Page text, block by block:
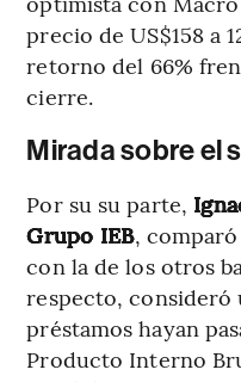
precio de US$158 a
retorno del 66%
cierre.
Mirada sobre el
Por su su parte,
Grupo IEB,
con la de los otros
respecto, consideró
préstamos hayan
Producto Interno